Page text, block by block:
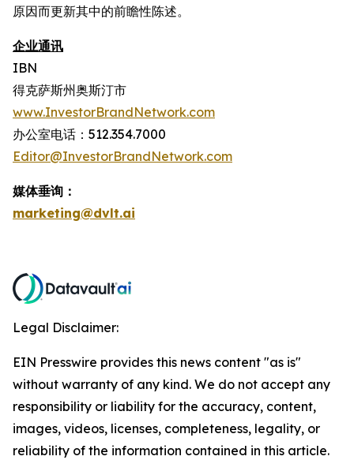
原因而更新其中的前瞻性陈述。
企业通讯
IBN
得克萨斯州奥斯汀市
www.InvestorBrandNetwork.com
办公室电话：512.354.7000
Editor@InvestorBrandNetwork.com
媒体垂询：
marketing@dvlt.ai
Legal Disclaimer:
EIN Presswire provides this news content "as is"
without warranty of any kind. We do not accept any
responsibility or liability for the accuracy, content,
images, videos, licenses, completeness, legality, or
reliability of the information contained in this article.